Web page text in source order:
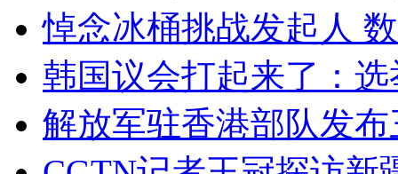
悼念冰桶挑战发起人
韩国议会打起来了：
解放军驻香港部队发